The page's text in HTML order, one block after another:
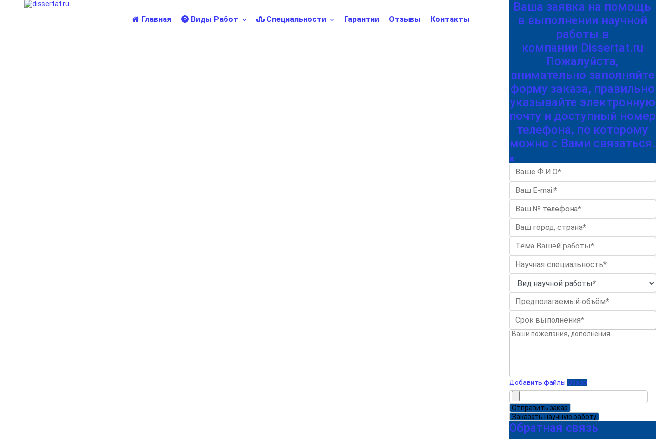
Главная Виды Работ Специальности Гарантии Отзывы Контакты
Ваша заявка на помощь
в выполнении научной
работы в
компании Dissertat.ru
Пожалуйста,
внимательно заполняйте
форму заказа, правильно
указывайте электронную
почту и доступный номер
телефона, по которому
можно с Вами связаться.
Добавить файлы Обзор
Отправить заказ
Заказать научную работу
Обратная связь